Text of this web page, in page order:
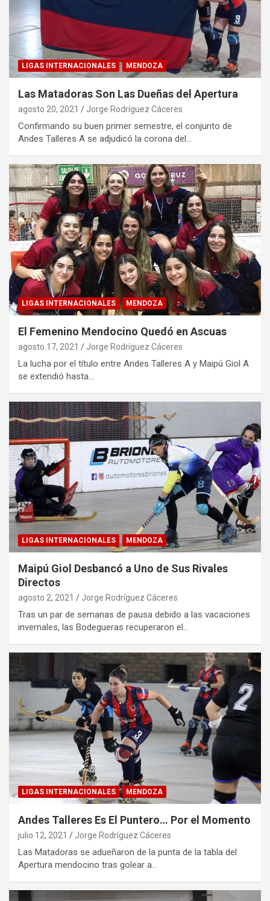
LIGAS INTERNACIONALES MENDOZA
Las Matadoras Son Las Dueñas del Apertura
agosto 20, 2021 Jorge Rodríguez Cáceres
Confirmando su buen primer semestre, el conjunto de
Andes Talleres A se adjudicó la corona del…
LIGAS INTERNACIONALES MENDOZA
El Femenino Mendocino Quedó en Ascuas
agosto 17, 2021 Jorge Rodríguez Cáceres
La lucha por el título entre Andes Talleres A y Maipú Giol A
se extendió hasta…
LIGAS INTERNACIONALES MENDOZA
Maipú Giol Desbancó a Uno de Sus Rivales
Directos
agosto 2, 2021 Jorge Rodríguez Cáceres
Tras un par de semanas de pausa debido a las vacaciones
invernales, las Bodegueras recuperaron el…
LIGAS INTERNACIONALES MENDOZA
Andes Talleres Es El Puntero… Por el Momento
julio 12, 2021 Jorge Rodríguez Cáceres
Las Matadoras se adueñaron de la punta de la tabla del
Apertura mendocino tras golear a…